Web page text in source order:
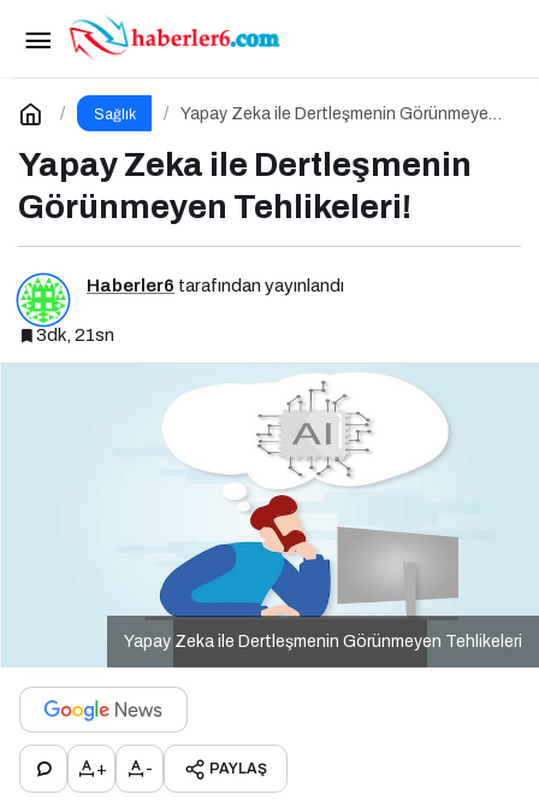
Sağlık
Yapay Zeka ile Dertleşmenin Görünmeyen
Yapay Zeka ile Dertleşmenin
Görünmeyen Tehlikeleri!
Haberler6 tarafından yayınlandı
3dk, 21sn
Yapay Zeka ile Dertleşmenin Görünmeyen Tehlikeleri
+ - PAYLAŞ
Kilo Almak İstiyorum: Sağlıklı Kilo Almanın
Yolları
Yorum Yap